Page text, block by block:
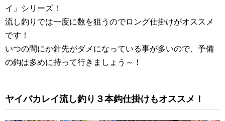
イ」シリーズ！
流し釣りでは一度に数を狙うのでロング仕掛けがオススメ
です！
いつの間にか針先がダメになっている事が多いので、予備
の鈎は多めに持って行きましょう～！
ヤイバカレイ流し釣り３本鈎仕掛けもオススメ！